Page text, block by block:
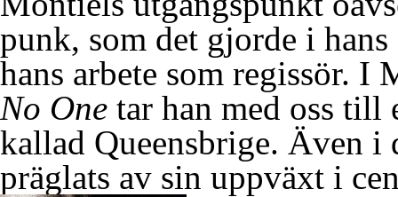
punk, som det gjorde i
hans arbete som regissör.
No One tar han med oss till
kallad Queensbrige. Även i
präglats av sin uppväxt i